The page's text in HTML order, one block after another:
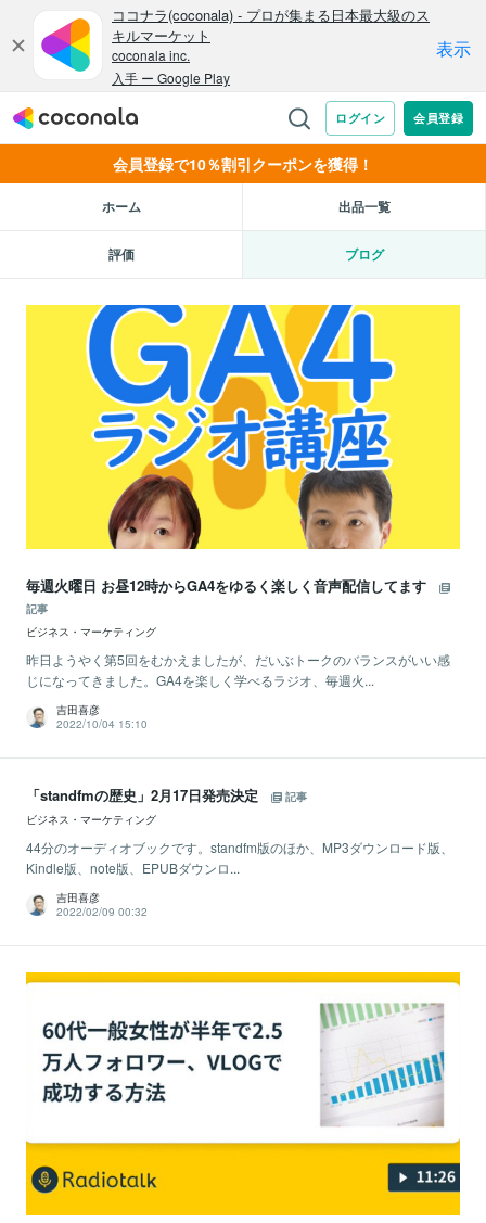
会員登録で10％割引クーポンを獲得！
ホーム 出品一覧
評価 ブログ
毎週火曜日 お昼12時からGA4をゆるく楽しく音声配信してます
記事
ビジネス・マーケティング
昨日ようやく第5回をむかえましたが、だいぶトークのバランスがいい感
じになってきました。GA4を楽しく学べるラジオ、毎週火...
吉田喜彦
2022/10/04 15:10
「standfmの歴史」2月17日発売決定
記事
ビジネス・マーケティング
44分のオーディオブックです。standfm版のほか、MP3ダウンロード版、
Kindle版、note版、EPUBダウンロ...
吉田喜彦
2022/02/09 00:32